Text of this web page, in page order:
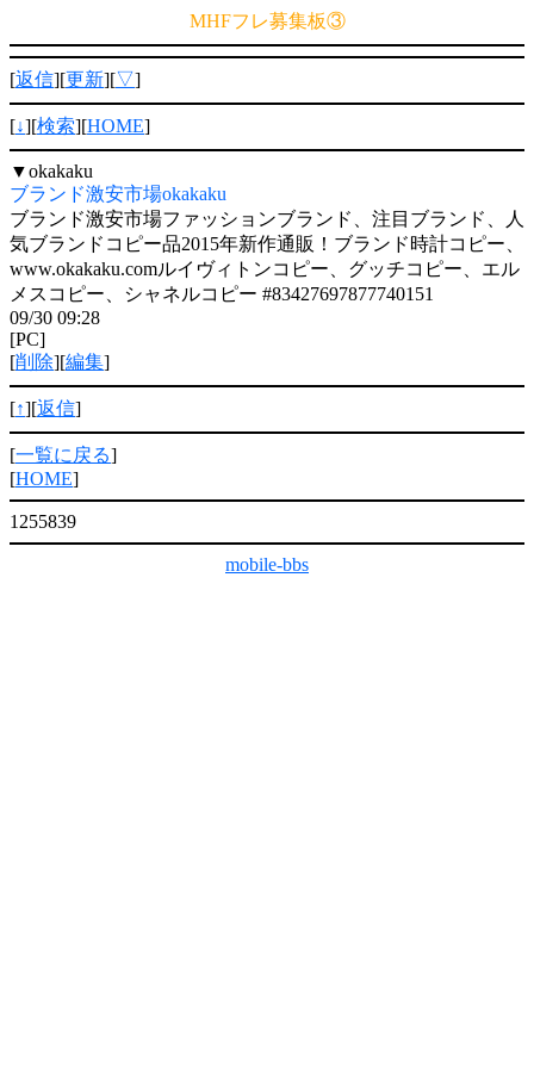
MHFフレ募集板③
[返信][更新][▽]
[↓][検索][HOME]
▼okakaku
ブランド激安市場okakaku
ブランド激安市場ファッションブランド、注目ブランド、人
気ブランドコピー品2015年新作通販！ブランド時計コピー、
www.okakaku.comルイヴィトンコピー、グッチコピー、エル
メスコピー、シャネルコピー #83427697877740151
09/30 09:28
[PC]
[削除][編集]
[↑][返信]
[一覧に戻る]
[HOME]
1255839
mobile-bbs